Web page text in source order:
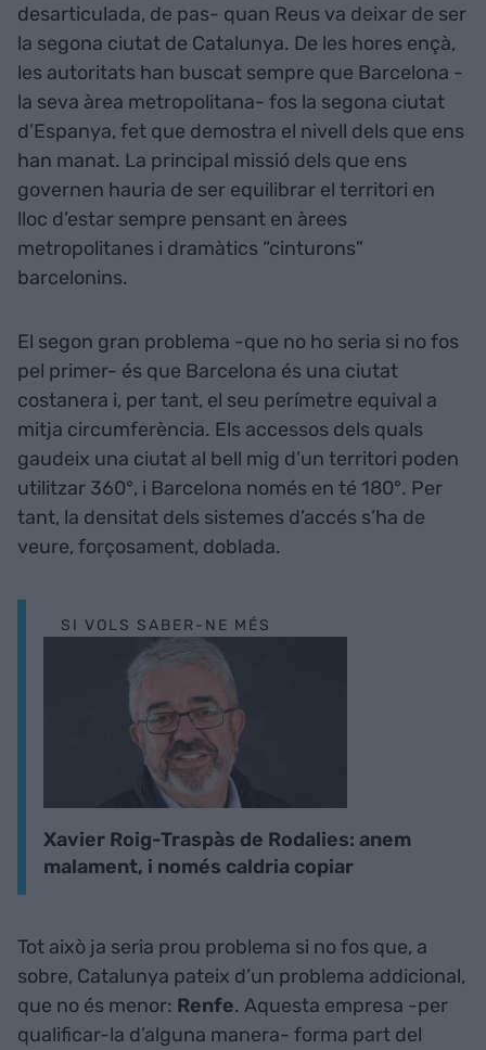
desarticulada, de pas- quan Reus va deixar de ser
la segona ciutat de Catalunya. De les hores ençà,
les autoritats han buscat sempre que Barcelona -
la seva àrea metropolitana- fos la segona ciutat
d’Espanya, fet que demostra el nivell dels que ens
han manat. La principal missió dels que ens
governen hauria de ser equilibrar el territori en
lloc d’estar sempre pensant en àrees
metropolitanes i dramàtics “cinturons”
barcelonins.
El segon gran problema -que no ho seria si no fos
pel primer- és que Barcelona és una ciutat
costanera i, per tant, el seu perímetre equival a
mitja circumferència. Els accessos dels quals
gaudeix una ciutat al bell mig d’un territori poden
utilitzar 360°, i Barcelona només en té 180°. Per
tant, la densitat dels sistemes d’accés s’ha de
veure, forçosament, doblada.
SI VOLS SABER-NE MÉS
Xavier Roig-Traspàs de Rodalies: anem
malament, i només caldria copiar
Tot això ja seria prou problema si no fos que, a
sobre, Catalunya pateix d’un problema addicional,
que no és menor: Renfe. Aquesta empresa -per
qualificar-la d’alguna manera- forma part del